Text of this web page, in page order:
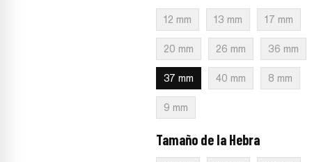
12 mm 13 mm 17 mm
20 mm 26 mm 36 mm
37 mm 40 mm 8 mm
9 mm
Tamaño de la Hebra